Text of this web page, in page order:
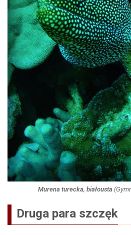
Murena turecka, białousta (
Druga para szczęk